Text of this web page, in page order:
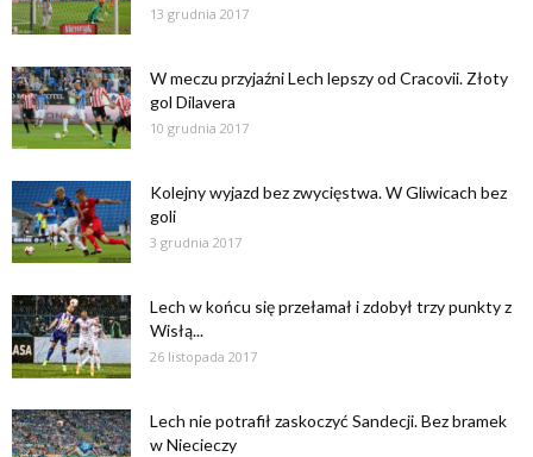
13 grudnia 2017
W meczu przyjaźni Lech lepszy od Cracovii. Złoty
gol Dilavera
10 grudnia 2017
Kolejny wyjazd bez zwycięstwa. W Gliwicach bez
goli
3 grudnia 2017
Lech w końcu się przełamał i zdobył trzy punkty z
Wisłą...
26 listopada 2017
Lech nie potrafił zaskoczyć Sandecji. Bez bramek
w Niecieczy